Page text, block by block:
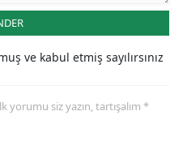
ve kabul etmiş sayılırsınız
siz yazın, tartışalım *